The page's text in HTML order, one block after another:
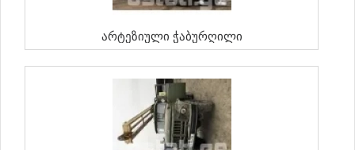
Არტეზიული Ჭაბურღილი